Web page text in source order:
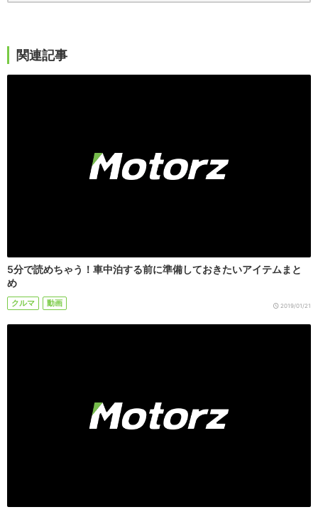
関連記事
5分で読めちゃう！車中泊する前に準備しておきたいアイテムまと
め
クルマ 動画 2019/01/21